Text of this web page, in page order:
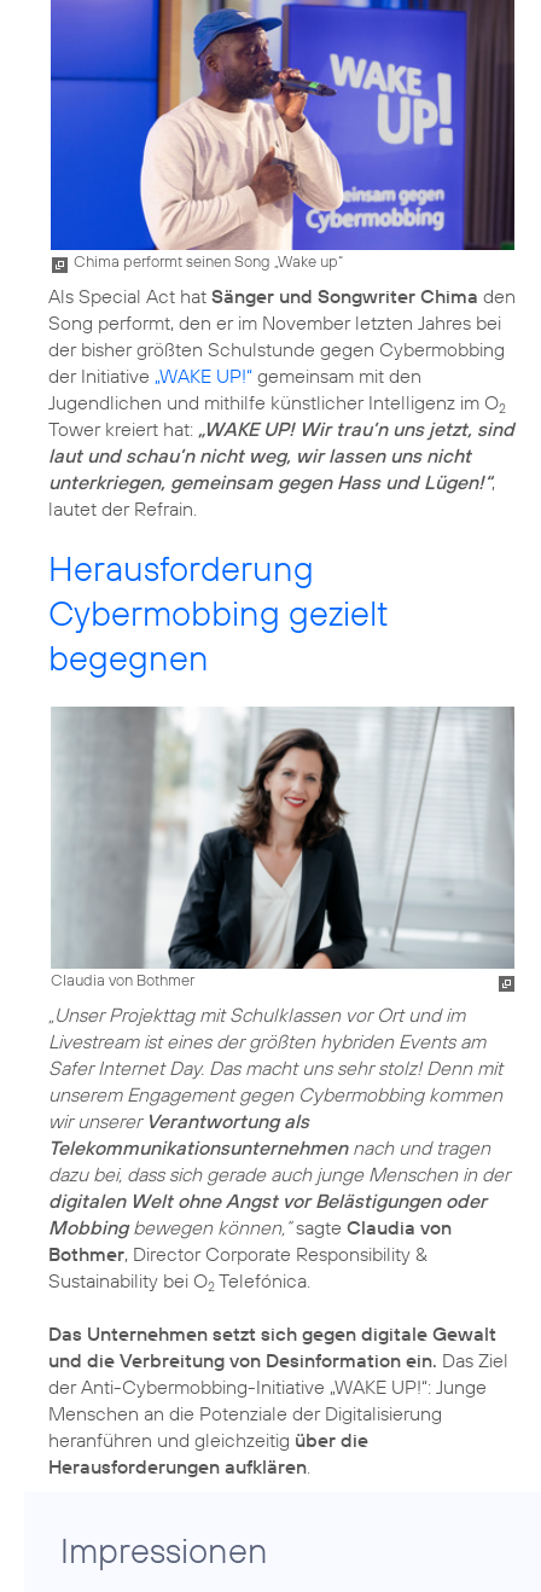
Chima performt seinen Song „Wake up“
Als Special Act hat Sänger und Songwriter Chima den
Song performt, den er im November letzten Jahres bei
der bisher größten Schulstunde gegen Cybermobbing
der Initiative „WAKE UP!“ gemeinsam mit den
Jugendlichen und mithilfe künstlicher Intelligenz im O2
Tower kreiert hat: „WAKE UP! Wir trau’n uns jetzt, sind
laut und schau’n nicht weg, wir lassen uns nicht
unterkriegen, gemeinsam gegen Hass und Lügen!“,
lautet der Refrain.
Herausforderung
Cybermobbing gezielt
begegnen
Claudia von Bothmer
„Unser Projekttag mit Schulklassen vor Ort und im
Livestream ist eines der größten hybriden Events am
Safer Internet Day. Das macht uns sehr stolz! Denn mit
unserem Engagement gegen Cybermobbing kommen
wir unserer Verantwortung als
Telekommunikationsunternehmennach und tragen
dazu bei, dass sich gerade auch junge Menschen in der
digitalen Welt ohne Angst vor Belästigungen oder
Mobbingbewegen können,“sagte Claudia von
Bothmer, Director Corporate Responsibility &
Sustainability bei O2 Telefónica.
Das Unternehmen setzt sich gegen digitale Gewalt
und die Verbreitung von Desinformation ein. Das Ziel
der Anti-Cybermobbing-Initiative „WAKE UP!“: Junge
Menschen an die Potenziale der Digitalisierung
heranführen und gleichzeitig über die
Herausforderungen aufklären
Impressionen